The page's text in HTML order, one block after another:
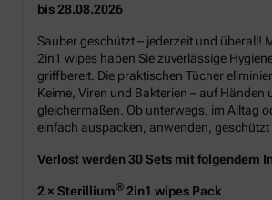
bis 28.08.2026
Sauber geschützt – jederzeit und überall!
2in1 wipes haben Sie zuverlässige
griffbereit. Die praktischen Tücher
Keime, Viren und Bakterien – auf Händen
gleichermaßen. Ob unterwegs, im Alltag
einfach auspacken, anwenden, geschützt
Verlost werden 30 Sets mit folgendem
2 × Sterillium® 2in1 wipes Pack